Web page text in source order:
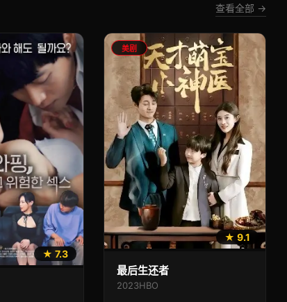
查看全部 →
★ 7.3
美剧
★ 9.1
最后生还者
2023HBO